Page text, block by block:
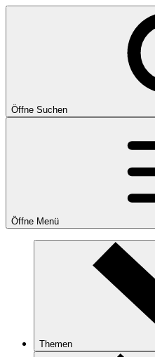
Öffne Suchen
Öffne Menü
Themen